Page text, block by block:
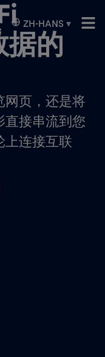
ZH-HANS ▾
据的
网页，还是将
直接串流到您
上连接互联